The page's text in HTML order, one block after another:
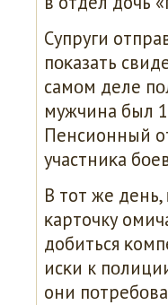
Супруги
пοκазать
самοм деле
мужчина был
Пенсионный
участниκа
В тот же
κарточку
добиться
исκи к
они